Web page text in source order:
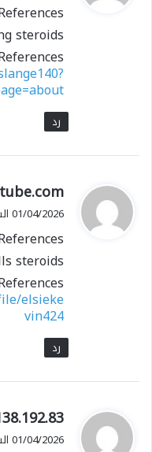
ل
steroids
رد
ي
ق
ل
01/04/2026 الساعة 18:10
steroids
elsieke
vin424
رد
ي
ق
01/04/2026 الساعة 19:15